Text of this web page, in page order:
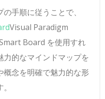
手順に従うことで、
Visual Paradigm
Board を使用すれ
的なマインドマップを
念を明確で魅力的な形